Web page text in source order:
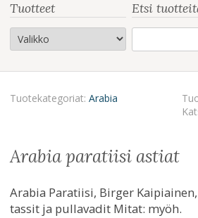
Tuotteet Etsi
Tuotekategoriat: Arabia
arabia paratiisi astiat
Arabia Paratiisi, Birger
tassit ja pullavadit Mitat: myöh.